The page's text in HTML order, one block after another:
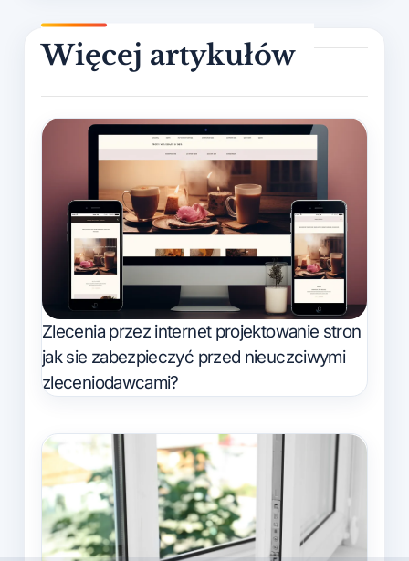
Zlecenia przez internet projektowanie stron
jak sie zabezpieczyć przed nieuczciwymi
zleceniodawcami?